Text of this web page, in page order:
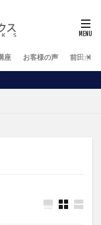
座 お客様の声 前田が行